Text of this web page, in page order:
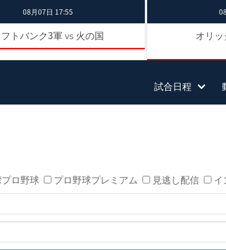
08月07日 17:55
トバンク3軍 vs 火の国 オリッ
試合日程
ロ野球 プロ野球プレミアム 見逃し配信
イ